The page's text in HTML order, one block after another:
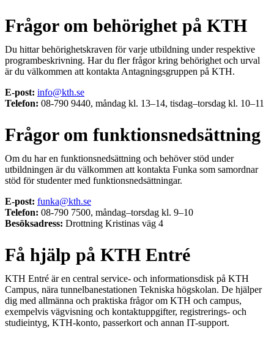
Frågor om behörighet på KTH
Du hittar behörighetskraven för varje utbildning under respektive
programbeskrivning. Har du fler frågor kring behörighet och urval
är du välkommen att kontakta Antagningsgruppen på KTH.
E-post: info@kth.se
Telefon: 08-790 9440, måndag kl. 13–14, tisdag–torsdag kl. 10–11
Frågor om funktionsnedsättning
Om du har en funktionsnedsättning och behöver stöd under
utbildningen är du välkommen att kontakta Funka som samordnar
stöd för studenter med funktionsnedsättningar.
E-post: funka@kth.se
Telefon: 08-790 7500, måndag–torsdag kl. 9–10
Besöksadress: Drottning Kristinas väg 4
Få hjälp på KTH Entré
KTH Entré är en central service- och informationsdisk på KTH
Campus, nära tunnelbanestationen Tekniska högskolan. De hjälper
dig med allmänna och praktiska frågor om KTH och campus,
exempelvis vägvisning och kontaktuppgifter, registrerings- och
studieintyg, KTH-konto, passerkort och annan IT-support.